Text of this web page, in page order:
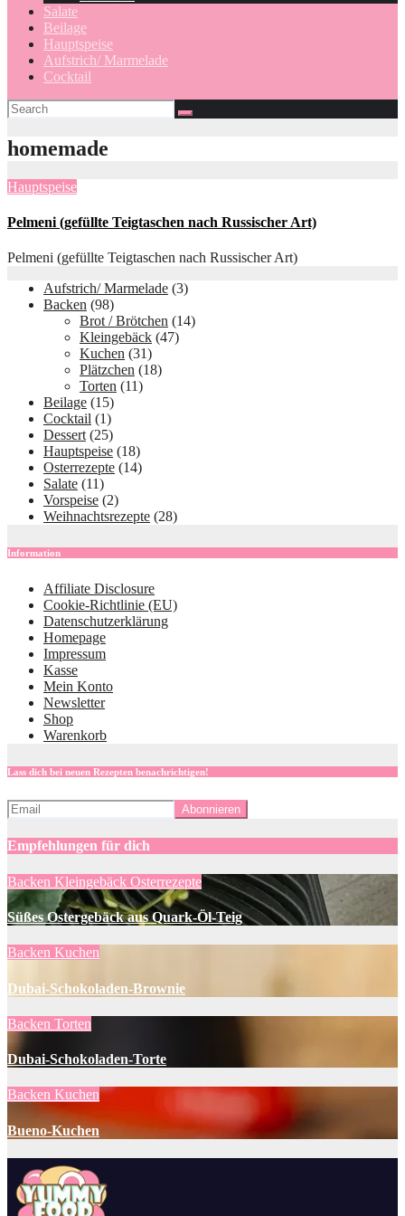
Salate
Beilage
Hauptspeise
Aufstrich/ Marmelade
Cocktail
homemade
Hauptspeise
Pelmeni (gefüllte Teigtaschen nach Russischer Art)
Pelmeni (gefüllte Teigtaschen nach Russischer Art)
Aufstrich/ Marmelade (3)
Backen (98)
Brot / Brötchen (14)
Kleingebäck (47)
Kuchen (31)
Plätzchen (18)
Torten (11)
Beilage (15)
Cocktail (1)
Dessert (25)
Hauptspeise (18)
Osterrezepte (14)
Salate (11)
Vorspeise (2)
Weihnachtsrezepte (28)
Information
Affiliate Disclosure
Cookie-Richtlinie (EU)
Datenschutzerklärung
Homepage
Impressum
Kasse
Mein Konto
Newsletter
Shop
Warenkorb
Lass dich bei neuen Rezepten benachrichtigen!
Empfehlungen für dich
Backen Kleingebäck Osterrezepte
Süßes Ostergebäck aus Quark-Öl-Teig
Backen Kuchen
Dubai-Schokoladen-Brownie
Backen Torten
Dubai-Schokoladen-Torte
Backen Kuchen
Bueno-Kuchen